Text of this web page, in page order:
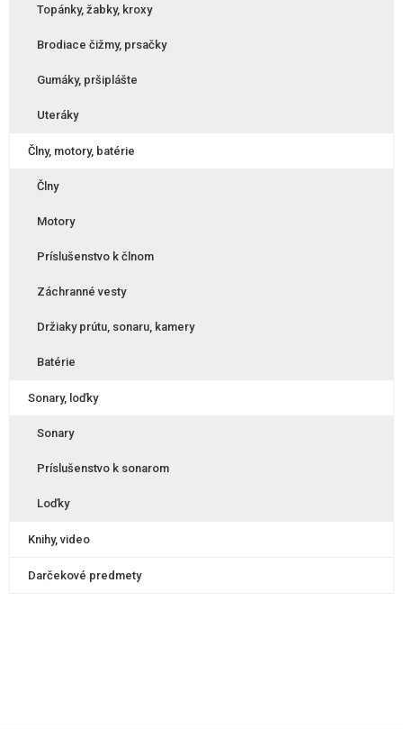
Topánky, žabky, kroxy
Brodiace čižmy, prsačky
Gumáky, pršiplášte
Uteráky
Člny, motory, batérie
Člny
Motory
Príslušenstvo k člnom
Záchranné vesty
Držiaky prútu, sonaru, kamery
Batérie
Sonary, loďky
Sonary
Príslušenstvo k sonarom
Loďky
Knihy, video
Darčekové predmety